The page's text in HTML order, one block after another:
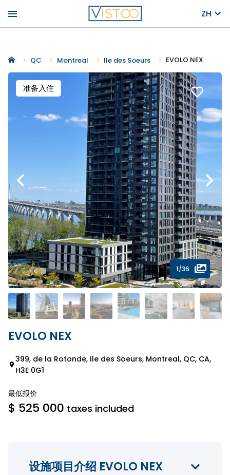
menu ZH
QC Montreal Ile des Soeurs EVOLO NEX
准备入住 favorite_border
1/36
EVOLO NEX
399, de la Rotonde, Ile des Soeurs, Montreal, QC, CA,
H3E 0G1
最低报价
$ 525 000 taxes included
设施项目介绍 EVOLO NEX